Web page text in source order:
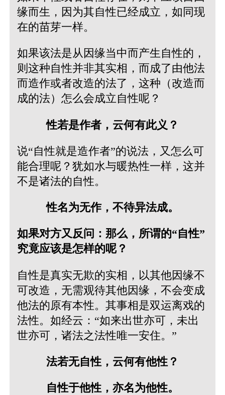
缘而生，因为其自性已经成立，如同现
在的苗芽一样。
如果该法是从因缘当中而产生自性的，
则这种自性并非其实相，而成了由他法
而造作或者改造的法了，这种（改造而
成的法）怎么会成立自性呢？
性若是作者，云何有此义？
说“自性就是造作者”的说法，又怎么可
能合理呢？犹如水与暖热性一样，这并
不是诸法的自性。
性名为无作，不待异法成。
如果对方又反问：那么，所谓的“自性”
究竟应该是怎样的呢？
自性是真实无欺的实相，以其他因缘不
可改造，无需观待其他因缘，不会变成
他法的原有本性。其事相是双运离戏的
法性。如经云：“如来出世亦可，未出
世亦可，诸法之法性唯一安住。”
法若无自性，云何有他性？
自性于他性，亦名为他性。